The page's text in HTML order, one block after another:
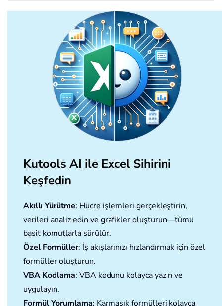
Kutools AI ile Excel Sihirini
Keşfedin
Akıllı Yürütme: Hücre işlemleri gerçekleştirin,
verileri analiz edin ve grafikler oluşturun—tümü
basit komutlarla sürülür.
Özel Formüller: İş akışlarınızı hızlandırmak için özel
formüller oluşturun.
VBA Kodlama: VBA kodunu kolayca yazın ve
uygulayın.
Formül Yorumlama: Karmaşık formülleri kolayca